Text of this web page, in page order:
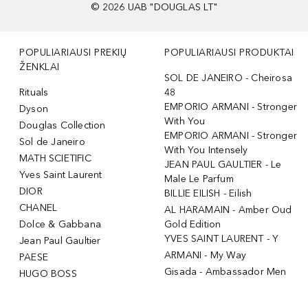
© 2026 UAB "DOUGLAS LT"
POPULIARIAUSI PREKIŲ
ŽENKLAI
Rituals
Dyson
Douglas Collection
Sol de Janeiro
MATH SCIETIFIC
Yves Saint Laurent
DIOR
CHANEL
Dolce & Gabbana
Jean Paul Gaultier
PAESE
HUGO BOSS
POPULIARIAUSI PRODUKTAI
SOL DE JANEIRO - Cheirosa
48
EMPORIO ARMANI - Stronger
With You
EMPORIO ARMANI - Stronger
With You Intensely
JEAN PAUL GAULTIER - Le
Male Le Parfum
BILLIE EILISH - Eilish
AL HARAMAIN - Amber Oud
Gold Edition
YVES SAINT LAURENT - Y
ARMANI - My Way
Gisada - Ambassador Men